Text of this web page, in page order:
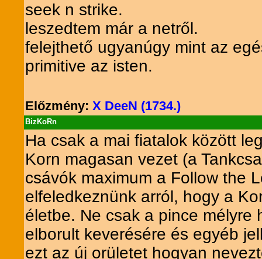
seek n strike.
leszedtem már a netről.
felejthető ugyanúgy mint az
primitive az isten.
Előzmény:X DeeN (1734.)
BizKoRn
Ha csak a mai fiatalok között
Korn magasan vezet (a
csávók maximum a Follow the
elfeledkeznünk arról, hogy a
életbe. Ne csak a pince
elborult keverésére és egyéb
ezt az új orületet hogyan